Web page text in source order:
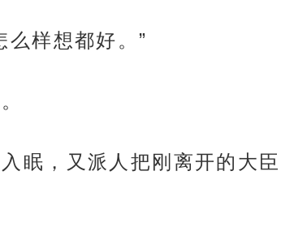
样想都好。”
眠，又派人把刚离开的大